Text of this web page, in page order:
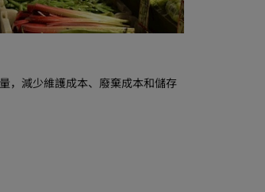
，減少維護成本、廢棄成本和儲存